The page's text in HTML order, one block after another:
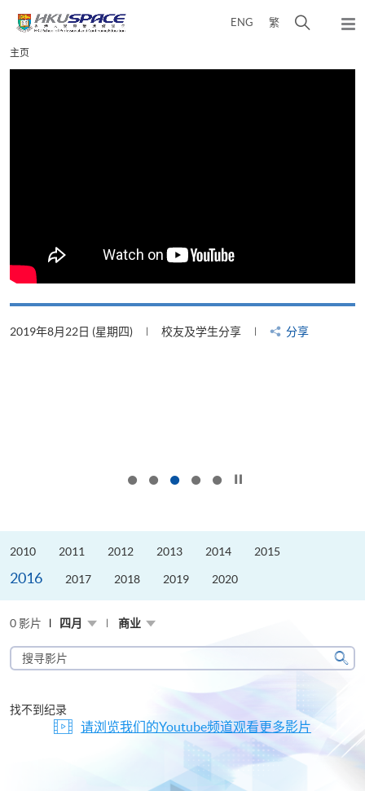
content
ENG 繁
弹
Main
content
主页
2019年8月22日 (星期四) 校友及学生分享 分享
2010 2011 2012 2013 2014 2015
2016 2017 2018 2019 2020
0 影片 四月 商业
搜
寻
片
搜
找不到纪录
请浏览我们的Youtube频道观看更多影片